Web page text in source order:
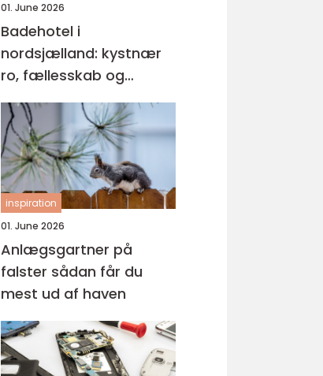
01. June 2026
Badehotel i
nordsjælland: kystnær
ro, fællesskab og
hverdagspauser
inspiration
01. June 2026
Anlægsgartner på
falster sådan får du
mest ud af haven